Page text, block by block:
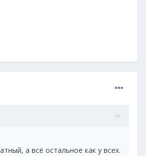
а всё остальное как у всех.